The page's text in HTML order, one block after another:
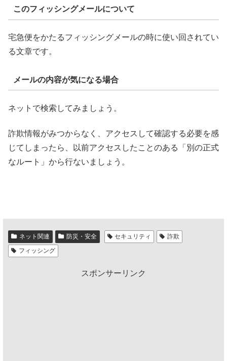
このフィッシングメールについて
宅急便をかたるフィッシングメールの時に使い回されてい
る文章です。
メールの内容が気になる場合
ネットで検索してみましょう。
詐欺情報がみつからなく、アクセスして確認する必要を感
じてしまったら、以前アクセスしたことのある「別の正式
なルート」から行ないましょう。
ネット関連 防災・安全 セキュリティ
詐欺
フィッシング
スポンサーリンク